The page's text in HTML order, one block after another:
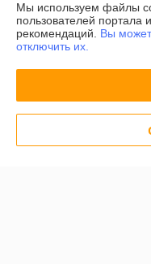
График работы
Полная версия сайта
Сайт создан на
Мы используем файлы
пользователей портала
рекомендаций. Вы
отключить их.